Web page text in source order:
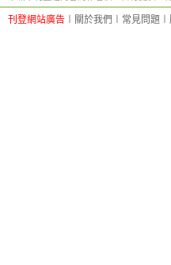
刊登網站廣告 關於我們 常見問題